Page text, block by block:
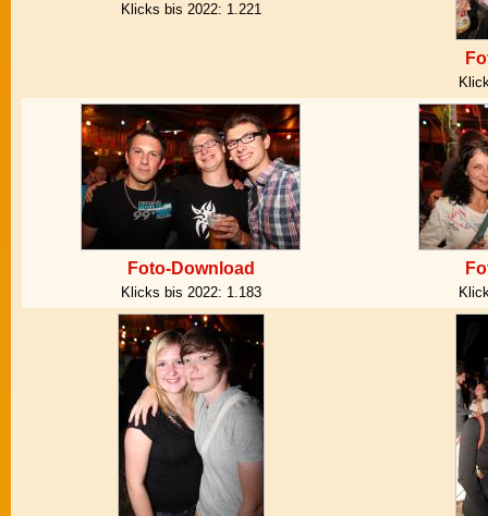
Klicks bis 2022: 1.221
Foto-Download
Klicks bis 2022: 1.183